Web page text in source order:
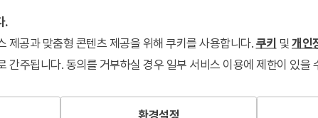
스 시각화에 적합합니다. 2장 구성으로 같은 디자인의 컬러
할 수 있습니다.
.
제공과 맞춤형 콘텐츠 제공을 위해 쿠키를 사용합니다. 쿠키 및 개인
간주됩니다. 동의를 거부하실 경우 일부 서비스 이용에 제한이 있을
환경설정